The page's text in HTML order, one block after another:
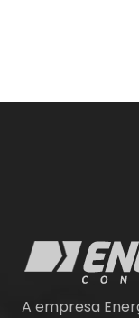
A empresa